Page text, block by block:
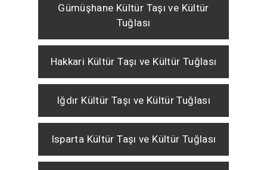
Gümüşhane Kültür Taşı ve Kültür
Tuğlası
Hakkari Kültür Taşı ve Kültür Tuğlası
Iğdır Kültür Taşı ve Kültür Tuğlası
Isparta Kültür Taşı ve Kültür Tuğlası